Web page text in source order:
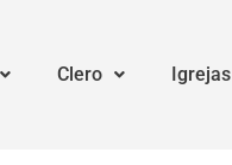
Clero Igrejas